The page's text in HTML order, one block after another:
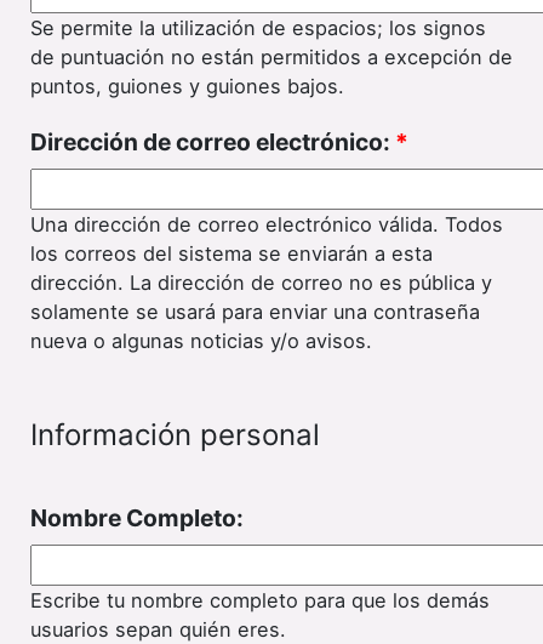
Se permite la utilización de espacios; los signos
de puntuación no están permitidos a excepción de
puntos, guiones y guiones bajos.
Dirección de correo electrónico: *
Una dirección de correo electrónico válida. Todos
los correos del sistema se enviarán a esta
dirección. La dirección de correo no es pública y
solamente se usará para enviar una contraseña
nueva o algunas noticias y/o avisos.
Información personal
Nombre Completo:
Escribe tu nombre completo para que los demás
usuarios sepan quién eres.